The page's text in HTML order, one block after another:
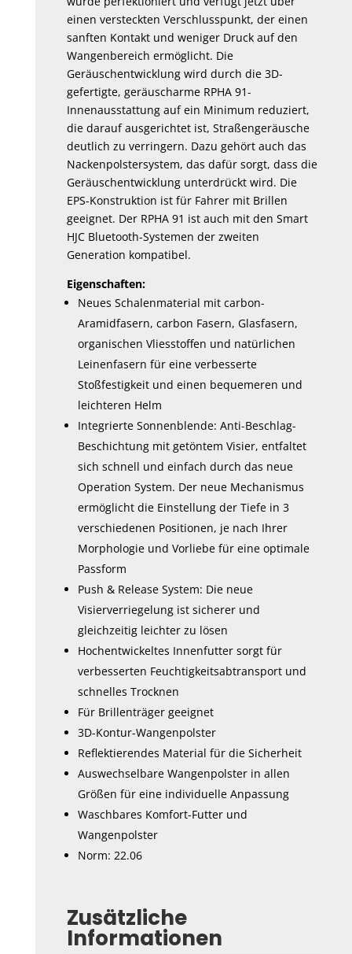
einen versteckten Verschlusspunkt, der einen
sanften Kontakt und weniger Druck auf den
Wangenbereich ermöglicht. Die
Geräuschentwicklung wird durch die 3D-
gefertigte, geräuscharme RPHA 91-
Innenausstattung auf ein Minimum reduziert,
die darauf ausgerichtet ist, Straßengeräusche
deutlich zu verringern. Dazu gehört auch das
Nackenpolstersystem, das dafür sorgt, dass die
Geräuschentwicklung unterdrückt wird. Die
EPS-Konstruktion ist für Fahrer mit Brillen
geeignet. Der RPHA 91 ist auch mit den Smart
HJC Bluetooth-Systemen der zweiten
Generation kompatibel.
Eigenschaften:
Neues Schalenmaterial mit carbon-
Aramidfasern, carbon Fasern, Glasfasern,
organischen Vliesstoffen und natürlichen
Leinenfasern für eine verbesserte
Stoßfestigkeit und einen bequemeren und
leichteren Helm
Integrierte Sonnenblende: Anti-Beschlag-
Beschichtung mit getöntem Visier, entfaltet
sich schnell und einfach durch das neue
Operation System. Der neue Mechanismus
ermöglicht die Einstellung der Tiefe in 3
verschiedenen Positionen, je nach Ihrer
Morphologie und Vorliebe für eine optimale
Passform
Push & Release System: Die neue
Visierverriegelung ist sicherer und
gleichzeitig leichter zu lösen
Hochentwickeltes Innenfutter sorgt für
verbesserten Feuchtigkeitsabtransport und
schnelles Trocknen
Für Brillenträger geeignet
3D-Kontur-Wangenpolster
Reflektierendes Material für die Sicherheit
Auswechselbare Wangenpolster in allen
Größen für eine individuelle Anpassung
Waschbares Komfort-Futter und
Wangenpolster
Norm: 22.06
Zusätzliche
Informationen